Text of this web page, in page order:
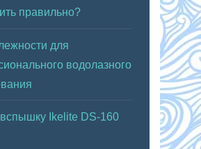
правильно?
для
водолазного
Ikelite DS-160